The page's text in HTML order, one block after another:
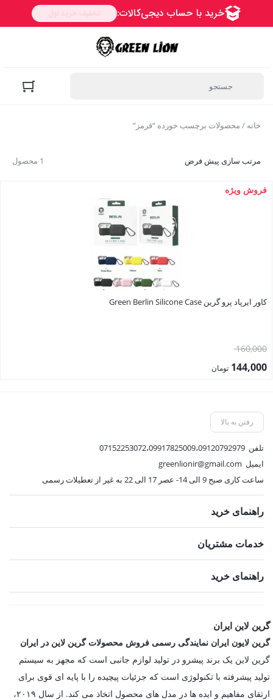
خانه / محصولات برچسب خورده “قرمز”
1 محصول مرتب سازی پیش فرض
فروش ویژه
کاور ایرپاد پرو گرین Green Berlin Silicone Case
160,000قیمت
اصلی:144,000 تومان
144,000 تومان.رفتن به بالا
تلفن 07152253072،09917825009،09120792979
ایمیل greenlionir@gmail.com
ساعت کاری صبح 9 الی 14- عصر 17 الی 22 به غیر از تعطیلات رسمی
راهنمای خرید
خدمات مشتریان
راهنمای خرید
گرین لاین ایران
گرین لایون ایران نمایندگی رسمی فروش محصولات گرین لاین در ایران
گرین لاین یک برند پیشرو در تولید لوازم جانبی است که مجهز به سیستم
تولید پیشرفته با تکنولوژی است که جزئیات پیچیده را با پایه ای قوی برای
ارتقای مفاهیم و ایده ها در مدل های محصول اتخاذ می کند. از سال ۲۰۱۹،